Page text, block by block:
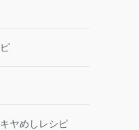
ヤめしレシピ